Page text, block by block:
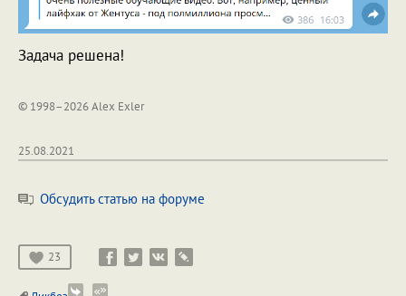
Задача решена!
© 1998–2026 Alex Exler
25.08.2021
Обсудить статью на форуме
23